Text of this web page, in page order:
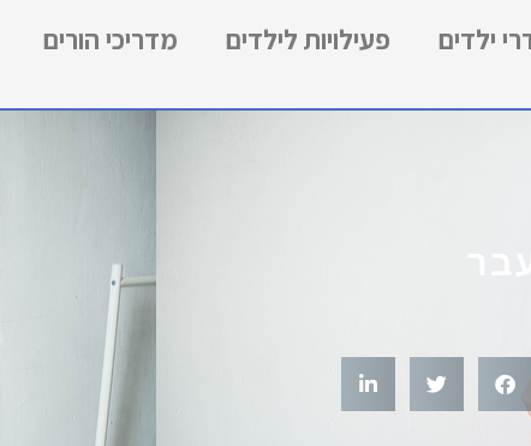
ילדים פעילויות לילדים מדריכי הורים